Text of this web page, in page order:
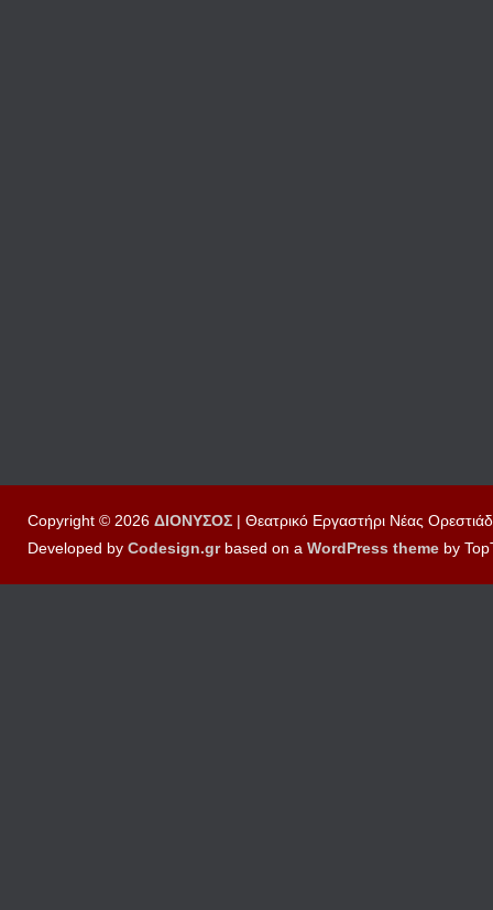
Copyright © 2026 ΔΙΟΝΥΣΟΣ | Θεατρικό Εργαστήρι Νέας
Developed by Codesign.grbased on a WordPress theme by